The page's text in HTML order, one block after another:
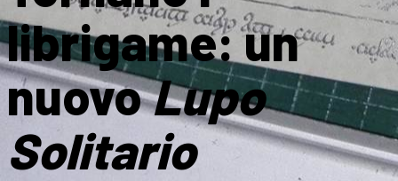
librigame: un
nuovoLupo
Solitario